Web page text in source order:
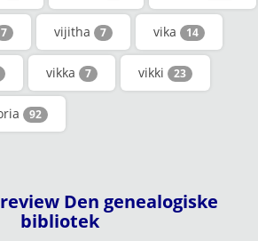
7 vijitha 7 vika 14
vikka 7 vikki 23
92
Den genealogiske
bibliotek